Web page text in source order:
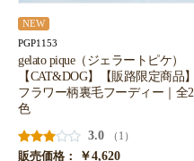
NEW
PGP1153
gelato pique（ジェラートピケ）
【CAT&DOG】【販路限定商品】
フラワー柄裏毛フーディー｜全2
色
3.0
（1）
販売価格：
￥4,620